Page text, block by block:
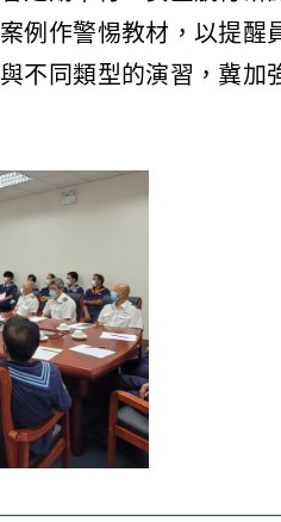
例作警惕教材，以提醒
不同類型的演習，冀加